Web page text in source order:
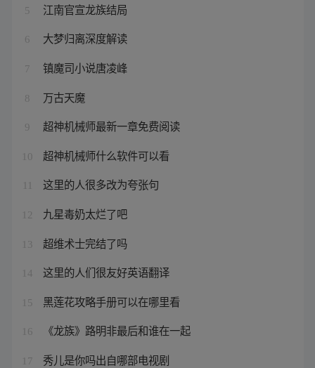
5 江南官宣龙族结局
6 大梦归离深度解读
7 镇魔司小说唐凌峰
8 万古天魔
9 超神机械师最新一章免费阅读
10 超神机械师什么软件可以看
这里的人很多改为夸张句
12 九星毒奶太烂了吧
13 超维术士完结了吗
14 这里的人们很友好英语翻译
15 黑莲花攻略手册可以在哪里看
16 《龙族》路明非最后和谁在一起
17 秀儿是你吗出自哪部电视剧